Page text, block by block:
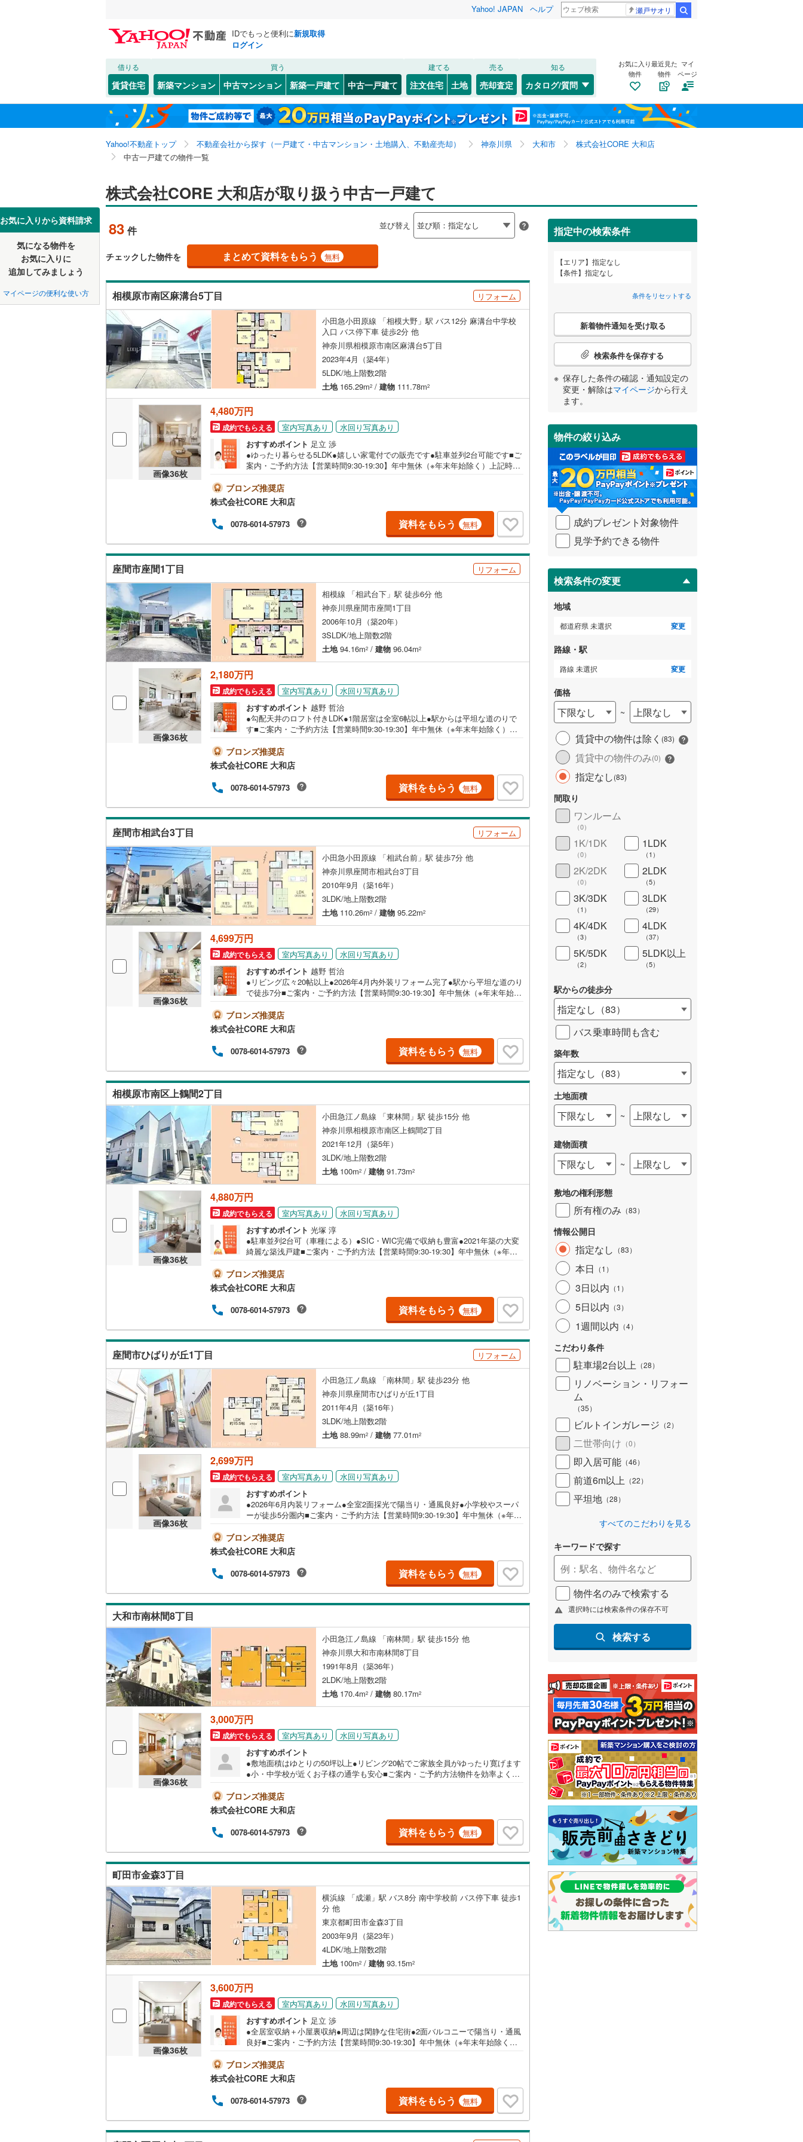
Yahoo! JAPAN ヘルプ 瀬戸サオリ
IDでもっと便利に新規取得
ログイン
借りる
賃貸住宅
買う
新築マンション 中古マンション 新築一戸建て 中古一戸建て
建てる
注文住宅 土地
売る
売却査定
知る
カタログ/質問
お気に入り
物件
最近見た
物件
マイ
ページ
Yahoo!不動産トップ 不動産会社から探す（一戸建て・中古マンション・土地購入、不動産売却） 神奈川県 大和市
株式会社CORE 大和店
中古一戸建ての物件一覧
お気に入りから資料請求
気になる物件を
お気に入りに
追加してみましょう
マイページの便利な使い方
株式会社CORE 大和店が取り扱う中古一戸建て
83 件 並び替え
チェックした物件を まとめて資料をもらう 無料
相模原市南区麻溝台5丁目 リフォーム
小田急小田原線 「相模大野」駅 バス12分 麻溝台中学校
入口 バス停下車 徒歩2分 他
神奈川県相模原市南区麻溝台5丁目
2023年4月（築4年）
5LDK/地上階数2階
土地165.29m2 / 建物 111.78m2
画像36枚
4,480万円
成約でもらえる 室内写真あり
水回り写真あり
おすすめポイント 足立 渉
●ゆったり暮らせる5LDK●嬉しい家電付での販売です●駐車並列2台可能です■ご
案内・ご予約方法【営業時間9:30-19:30】年中無休（※年末年始除く）上記時間
見学される場合は「室内・現地を見学する（無料）」ボタンよりご希望の日時
をご記入いただけますとスムーズにご案内が可能です。■キッズスペースもご用
意しております！お子様が退屈しないよう、DVD・おもちゃ・絵本・ぬりえな
どキッズスペースも充実させております。■お車でのご来店の方には駐車場がご
ざいます。駐車場完備しております！広々した駐車スペースですので、駐車も
ラクラクです！■その他、各種ご相談もお気軽にどうぞ！【住宅ローンのご相
談】 ・頭金・自己資金が全くありません… ・車のローンやその他の借り
入れが残っている… ・勤続年数が短い、転職したばかり… ・過去に借り入
れを断れた事がある…もしこのような事でお悩みであれば、是非、一度ご相談
頂ければと思います。
ブロンズ推奨店
株式会社CORE 大和店
0078-6014-57973 資料をもらう 無料
座間市座間1丁目 リフォーム
相模線 「相武台下」駅 徒歩6分 他
神奈川県座間市座間1丁目
2006年10月（築20年）
3SLDK/地上階数2階
土地94.16m2 / 建物 96.04m2
画像36枚
2,180万円
成約でもらえる 室内写真あり
水回り写真あり
おすすめポイント 越野 哲治
●勾配天井のロフト付きLDK●1階居室は全室6帖以上●駅からは平坦な道のりで
す■ご案内・ご予約方法【営業時間9:30-19:30】年中無休（※年末年始除く）上
現地を見学される場合は「室内・現地を見学する（無料）」ボタンよりご希望
の日時をご記入いただけますとスムーズにご案内が可能です。■キッズスペース
もご用意しております！お子様が退屈しないよう、DVD・おもちゃ・絵本・ぬ
りえなどキッズスペースも充実させております。■お車でのご来店の方には駐車
場がございます。駐車場完備しております！広々した駐車スペースですので、
駐車もラクラクです！■その他、各種ご相談もお気軽にどうぞ！【住宅ローンの
ご相談】 ・頭金・自己資金が全くありません… ・車のローンやその他の
借り入れが残っている… ・勤続年数が短い、転職したばかり… ・過去に借
り入れを断れた事がある…もしこのような事でお悩みであれば、是非、一度ご
相談頂ければと思います。
ブロンズ推奨店
株式会社CORE 大和店
0078-6014-57973 資料をもらう 無料
座間市相武台3丁目 リフォーム
小田急小田原線 「相武台前」駅 徒歩7分 他
神奈川県座間市相武台3丁目
2010年9月（築16年）
3LDK/地上階数2階
土地110.26m2 / 建物 95.22m2
画像36枚
4,699万円
成約でもらえる 室内写真あり
水回り写真あり
おすすめポイント 越野 哲治
●リビング広々20帖以上●2026年4月内外装リフォーム完了●駅から平坦な道のり
で徒歩7分■ご案内・ご予約方法【営業時間9:30-19:30】年中無休（※年末年始除
さい！現地を見学される場合は「室内・現地を見学する（無料）」ボタンより
ご希望の日時をご記入いただけますとスムーズにご案内が可能です。■キッズス
ペースもご用意しております！お子様が退屈しないよう、DVD・おもちゃ・絵
本・ぬりえなどキッズスペースも充実させております。■お車でのご来店の方に
は駐車場がございます。駐車場完備しております！広々した駐車スペースです
ので、駐車もラクラクです！■その他、各種ご相談もお気軽にどうぞ！【住宅ロ
ーンのご相談】 ・頭金・自己資金が全くありません… ・車のローンやそ
一度ご相談頂ければと思います。
ブロンズ推奨店
株式会社CORE 大和店
0078-6014-57973 資料をもらう 無料
相模原市南区上鶴間2丁目
小田急江ノ島線 「東林間」駅 徒歩15分 他
神奈川県相模原市南区上鶴間2丁目
2021年12月（築5年）
3LDK/地上階数2階
土地100m2 / 建物 91.73m2
画像36枚
4,880万円
成約でもらえる 室内写真あり
水回り写真あり
おすすめポイント 光塚 淳
●駐車並列2台可（車種による）●SIC・WIC完備で収納も豊富●2021年築の大変
綺麗な築浅戸建■ご案内・ご予約方法【営業時間9:30-19:30】年中無休（※年末
連絡下さい！現地を見学される場合は「室内・現地を見学する（無料）」ボタ
ンよりご希望の日時をご記入いただけますとスムーズにご案内が可能です。■キ
ッズスペースもご用意しております！お子様が退屈しないよう、DVD・おもち
ゃ・絵本・ぬりえなどキッズスペースも充実させております。■お車でのご来店
の方には駐車場がございます。駐車場完備しております！広々した駐車スペー
スですので、駐車もラクラクです！■その他、各種ご相談もお気軽にどうぞ！
【住宅ローンのご相談】 ・頭金・自己資金が全くありません… ・車のロ
ーンやその他の借り入れが残っている… ・勤続年数が短い、転職したばか
り… ・過去に借り入れを断れた事がある…もしこのような事でお悩みであれ
ば、是非、一度ご相談頂ければと思います。
ブロンズ推奨店
株式会社CORE 大和店
0078-6014-57973 資料をもらう 無料
座間市ひばりが丘1丁目 リフォーム
小田急江ノ島線 「南林間」駅 徒歩23分 他
神奈川県座間市ひばりが丘1丁目
2011年4月（築16年）
3LDK/地上階数2階
土地88.99m2 / 建物 77.01m2
画像36枚
2,699万円
成約でもらえる 室内写真あり
水回り写真あり
おすすめポイント
●2026年6月内装リフォーム●全室2面採光で陽当り・通風良好●小学校やスーパ
ーが徒歩5分圏内■ご案内・ご予約方法【営業時間9:30-19:30】年中無休（※年末
連絡下さい！現地を見学される場合は「室内・現地を見学する（無料）」ボタ
ンよりご希望の日時をご記入いただけますとスムーズにご案内が可能です。■キ
ッズスペースもご用意しております！お子様が退屈しないよう、DVD・おもち
ゃ・絵本・ぬりえなどキッズスペースも充実させております。■お車でのご来店
の方には駐車場がございます。駐車場完備しております！広々した駐車スペー
スですので、駐車もラクラクです！■その他、各種ご相談もお気軽にどうぞ！
【住宅ローンのご相談】 ・頭金・自己資金が全くありません… ・車のロ
ば、是非、一度ご相談頂ければと思います。
ブロンズ推奨店
株式会社CORE 大和店
0078-6014-57973 資料をもらう 無料
大和市南林間8丁目
小田急江ノ島線 「南林間」駅 徒歩15分 他
神奈川県大和市南林間8丁目
1991年8月（築36年）
2LDK/地上階数2階
土地170.4m2 / 建物 80.17m2
画像36枚
3,000万円
成約でもらえる 室内写真あり
水回り写真あり
おすすめポイント
●敷地面積はゆとりの50坪以上●リビング20帖でご家族全員がゆったり寛げます
●小・中学校が近くお子様の通学も安心■ご案内・ご予約方法物件を効率よく内
ムーズ。（予約なしでのご来場もOK！当日ご案内可能な物件もございます。）
ご自宅へお迎え・最寄り駅等でお待ち合わせ・弊社へのご来社など、ご相談く
ださいませ。■キッズスペースもご用意しております！お子様が退屈しないよ
う、DVD・おもちゃ・絵本・ぬりえなどキッズスペースも充実させておりま
す。■お車でのご来店の方には駐車場がございます。駐車場完備しております！
広々した駐車スペースですので、駐車もラクラクです！■その他、各種ご相談も
お気軽にどうぞ！【住宅ローンのご相談】 ・頭金・自己資金が全くありませ
事でお悩みであれば、是非、一度ご相談頂ければと思います。
ブロンズ推奨店
株式会社CORE 大和店
0078-6014-57973 資料をもらう 無料
町田市金森3丁目
横浜線 「成瀬」駅 バス8分 南中学校前 バス停下車 徒歩1
分 他
東京都町田市金森3丁目
2003年9月（築23年）
4LDK/地上階数2階
土地100m2 / 建物 93.15m2
画像36枚
3,600万円
成約でもらえる 室内写真あり
水回り写真あり
おすすめポイント 足立 渉
●全居室収納＋小屋裏収納●周辺は閑静な住宅街●2面バルコニーで陽当り・通風
良好■ご案内・ご予約方法【営業時間9:30-19:30】年中無休（※年末年始除く）
い！現地を見学される場合は「室内・現地を見学する（無料）」ボタンよりご
希望の日時をご記入いただけますとスムーズにご案内が可能です。■キッズスペ
ースもご用意しております！お子様が退屈しないよう、DVD・おもちゃ・絵
本・ぬりえなどキッズスペースも充実させております。■お車でのご来店の方に
は駐車場がございます。駐車場完備しております！広々した駐車スペースです
ので、駐車もラクラクです！■その他、各種ご相談もお気軽にどうぞ！【住宅ロ
ーンのご相談】 ・頭金・自己資金が全くありません… ・車のローンやそ
の他の借り入れが残っている… ・勤続年数が短い、転職したばかり… ・過
ブロンズ推奨店
株式会社CORE 大和店
0078-6014-57973 資料をもらう 無料
指定中の検索条件
エリア
指定なし
条件
指定なし
条件をリセットする
こ
検
条
件
受
け
取
る
・
条
件
を
イ
ペ
ジ
に
保
存
す
る
新着物件通知を受け取る
検索条件を保存する
保存した条件の確認・通知設定の
変更・解除はマイページから行え
ます。
物件の絞り込み
成約プレゼント対象物件
見学予約できる物件
検索条件の変更
地域
都道府県 未選択 変更
路線・駅
路線 未選択 変更
価格
下限なし ~
上限なし
賃貸中の物件は除く (83)
賃貸中の物件のみ(0)
指定なし(83)
間取り
ワンルーム
（0）
1K/1DK
（0）
1LDK
（1 ）
2K/2DK
（0）
2LDK
（5）
3K/3DK
（1 ）
3LDK
（29）
4K/4DK
（3）
4LDK
（37）
5K/5DK
（2）
5LDK以上
（5）
駅からの徒歩分
指定なし （83）
バス乗車時間も含む
築年数
指定なし （83）
土地面積
下限なし ~ 上限なし
建物面積
下限なし ~ 上限なし
敷地の権利形態
所有権のみ （83）
情報公開日
指定なし （83）
本日 （1 ）
3日以内 （1 ）
5日以内 （3）
1週間以内 （4）
こだわり条件
駐車場2台以上 （28）
リノベーション・リフォー
ム
（35）
ビルトインガレージ （2）
二世帯向け （0）
即入居可能 （46）
前道6m以上 （22）
平坦地 （28）
すべてのこだわりを見る
キーワードで探す
物件名のみで検索する
選択時には検索条件の保存不可
検索する
北海道 北海道
東北 青森 岩手 宮城 秋田 山形 福島
関東 東京 神奈川 埼玉 千葉 茨城 栃木 群馬 山梨
東海 愛知 岐阜 静岡 三重
滋賀 奈良 和歌山
鳥取 島根 岡山
四国
九州・沖縄 福岡 佐賀 長崎 熊本 鹿児島 沖縄
該当物件0件 この条件で検索する 市区町村を選択する 条件をリセットする
該当物件0件 この条件で検索する 市区町村以下を選択する 条件をリセットする
該当物件0件 この条件で検索する 条件をリセットする
JR 函館本線(0) 札沼線(0) 千歳線(0)
石勝線(0) 室蘭本線(0) 日高本線(0)
根室本線(0) 富良野線(0) 宗谷本線(0)
石北本線(0 ) 釧網本線(0) 東北本線(0)
高崎線(0) 上越線(0)
両毛線(0) 水戸線(0) 日光線(0)
仙山線 (0) 仙石線(0)
石巻線(0)
田沢湖線(0)
大湊線(0) 磐越東線 (0 ) 磐越西線(0)
只見線( 0) 陸羽東線(0) 陸羽西線(0)
奥羽本線(0 左沢線(0)
男鹿線(0) 五能線(0) 津軽線( 0 )
羽越本線
信越本線
飯山線(0) 越後線 弥彦線( 0)
湘南新宿ライン（宇都宮～逗子）
(0)
湘南新宿ライン（前橋～小田原）
(0)
総武本線(0)
外房線(0) 京葉線(0)
鹿島線(0) 久留里線(0)
東海道本線(0) 山手線
南武線(0) 鶴見線(0)
横須賀線(0)
相模線(14) 中央本線（JR東日本）
五日市線(0) 八高線 小海線(0)
篠ノ井線( 0) 大糸線（JR東日本） 京浜東北線
常磐線（各駅停車）(0) 埼京線(0) 総武線(0)
伊東線(0) 東海道本線（JR東海） 御殿場線
身延線(0) 中央本線（JR東海） 0)
武豊線(0) 高山本線（JR東海）(0) 太多線 (0)
関西本線（JR東海）
名松線(0)
博多南線(0) 東海道本線（JR西日本）
北陸本線(0) 小浜線(
越美北線(0) 七尾線(0) 城端線( 0)
高山本線（JR西日本）(0) 関西本線（JR西日本） ( 0 )
紀勢本線（JR西日本）( ) 湖西線(0) 大阪環状線 ( 0 )
桜島線(0 福知山線 山陽本線（JR西日本） 0)
加古川線
) 播但線(0 姫新線 (0
吉備線(0)
宇野線(0) 伯備線 芸備線(0)
福塩線(0 )
岩徳線(0) 山口線(0) 宇部線(0)
小野田線(0) 山陰本線(0)
因美線(0) 境線(
草津線(0) 奈良線(0)
桜井線(0) 片町線(0) 和歌山線(0)
阪和線(0) 関西空港線(0) 東西線(0)
おおさか東線(0) 本四備讃線(0 予讃線(0)
内子線(0) 予土線 高徳線(0)
鳴門線(0) 徳島線 牟岐線(0)
土讃線( 山陽本線（JR九州）
鹿児島本線(0) 香椎線 篠栗線( 0)
三角線(0) 肥薩線(0) 指宿枕崎線
筑肥線 ( 0)
佐世保線(0 ) 久大本線(0)
豊肥本線(0) 日豊本線(0 日田彦山線(0)
日南線(0) 吉都線(0) 筑豊本線(0)
北海道新幹線(
東北新幹線(0) 山形新幹線 (0
秋田新幹線(0) 北陸新幹線( 東海道新幹線
山陽新幹線(0) 九州新幹線
西九州新幹線
札幌市営地下鉄南北線(0) 札幌市営地下鉄東西線 札幌市営地下鉄東豊線
仙台市地下鉄南北線 ( 東京メトロ銀座線
東京メトロ丸ノ内線(0) 東京メトロ丸ノ内方南支線( 0)
東京メトロ東西線
東京メトロ半蔵門線
東京メトロ南北線(0) 東京メトロ副都心線(0)
都営三田線(0) 都営新宿線(0)
都営大江戸線(0) 横浜市営地下鉄ブルーライン(14) 横浜市営地下鉄グリーンライン
名古屋市営地下鉄東山線(0) 名古屋市営地下鉄名城線(0) 名古屋市営地下鉄鶴舞線(0)
名古屋市営地下鉄桜通線
(0) 名古屋市営地下鉄上飯田線 名古屋市営地下鉄名港線(0)
京都市営地下鉄烏丸線
京都市営地下鉄東西線
OsakaMetro今里筋線
OsakaMetro御堂筋線 OsakaMetro谷町線(0)
OsakaMetro四つ橋線
OsakaMetro千日前線(0)
OsakaMetro堺筋線(0) 神戸市営地下鉄西神・山手線 神戸市営地下鉄海岸線(0)
福岡市地下鉄空港線 ( 0 福岡市地下鉄箱崎線 ) 福岡市地下鉄七隈線 (0
私鉄・その他 札幌市電(0) 函館市電宝来・谷地頭線(0)
道南いさりび鉄道( 真岡鐵道(0)
阿武隈急行(0) 会津鉄道(0) 山形鉄道フラワー長井線 (0)
秋田内陸縦貫鉄道(0) しなの鉄道北しなの線(0)
えちごトキめき鉄道妙高はねうまラ
イン(0)
いすみ鉄道(0) 北越急行ほくほく線 ( ) しなの鉄道(0)
IGRいわて銀河鉄道
津軽鉄道(0)
弘南鉄道弘南線( 弘南鉄道大鰐線
由利高原鉄道鳥海山ろく線 (0 福島交通飯坂線
宇都宮ライトレール(0) 関東鉄道竜ケ崎線
鹿島臨海鉄道大洗鹿島線(0 )
小湊鐵道(0) 千葉都市モノレール(0)
上毛電気鉄道上毛線
つくばエクスプレス(0)
京成押上線(0)
京成金町線(0) 京成千原線(0)
該当物件0件 この条件で検索する 駅を選択する 条件をリセットする
該当物件0件 この条件で検索する 条件をリセットする
こだわり条件 リフォーム、リノベーション
リノベーション・リフォーム
（35）
築古・築30年以上（22）
設備
駐車場2台以上（ 28 ） ビルトインガレージ
防犯カメラ 0 ）
間取り、居室全体
吹き抜け（2） バリアフリー住宅（0）
二世帯向け（0） 平屋・1階建て（0） 3階建て以上（8）
サービスルーム（納戸）（0）
最寄りの駅が始発駅（ 6） 海まで2km以内 小学校まで1km以内（3）
配置、向き、建ち方、日当たり
前道6m以上（22） 南道路（14）
平坦地（28）
LD
リビングダイニング15畳以上
（37）
独立型キッチン（8） 対面キッチン（41）
販売、価格、契約、入居関連など
即入居可能（46）
浴室
浴室乾燥機あり（51）
収納
ウォークインクローゼット
（12）
バルコニー、庭
ウッドデッキあり（2）
構造・規模・施工・品質・工法関連
耐震、免震、制震構造
（0）
住宅性能評価付き 長期優良住宅 ）
オンライン対応
オンライン内見(相談)可
オンライン対応とは？ 詳しく見る
該当物件0件 この条件で検索する 条件をリセットする
検索条件を保存しました
この検索条件の新着物件通知は、 マイページから設定できます。
保存した条件を見る
全国
検索条件を保存する
閉じる お気に入りリストを見る
閉じる
閉じる お気に入りリストを見る
閉じる